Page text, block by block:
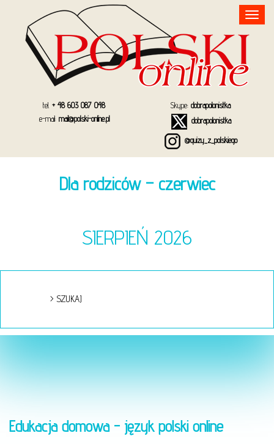
Toggle
navigation
tel. + 48 603 087 048
e-mail: mail@polski-online.pl
Skype: dobrapolonistka
dobrapolonistka
@quizy_z_polskiego
Dla rodziców – czerwiec
SIERPIEŃ 2026
Edukacja domowa - język polski online